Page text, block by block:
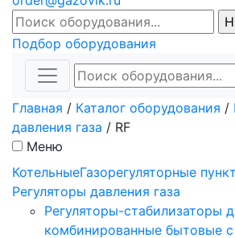
Подбор оборудования
Главная / Каталог оборудования /
давления газа / RF
Меню
КотельныеГазорегуляторные
Регуляторы давления газа
Регуляторы-стабилизаторы
комбинированные бытовые